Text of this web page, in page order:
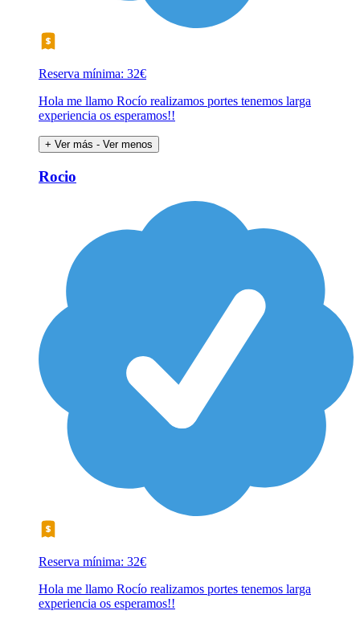
Reserva mínima: 32€
Hola me llamo Rocío realizamos portes tenemos larga
experiencia os esperamos!!
+ Ver más - Ver menos
Rocio
Reserva mínima: 32€
Hola me llamo Rocío realizamos portes tenemos larga
experiencia os esperamos!!